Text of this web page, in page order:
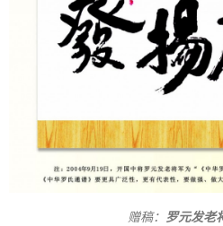
赠稿： 罗元发老